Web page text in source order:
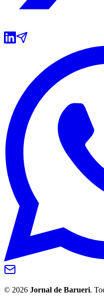
© 2026 Jornal de Barueri.